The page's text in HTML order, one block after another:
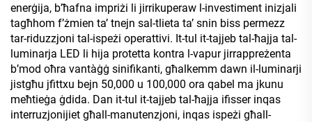
enerġija, b’ħafna impriżi li jirrikuperaw l-investiment inizjali
tagħhom f’żmien ta’ tnejn sal-tlieta ta’ snin biss permezz
tar-riduzzjoni tal-ispeżi operattivi. It-tul it-tajjeb tal-ħajja tal-
luminarja LED li hija protetta kontra l-vapur jirrappreżenta
b’mod oħra vantàġġ sinifikanti, għalkemm dawn il-luminarji
jistgħu jfittxu bejn 50,000 u 100,000 ora qabel ma jkunu
meħtieġa ġdida. Dan it-tul it-tajjeb tal-ħajja ifisser inqas
interruzjonijiet għall-manutenzjoni, inqas ispeżi għall-